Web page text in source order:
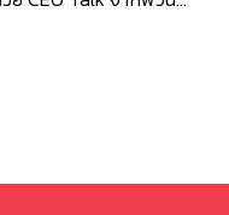
มุ่งเน้นการขยาย
ลูกค้ามากยิ่งขึ้น